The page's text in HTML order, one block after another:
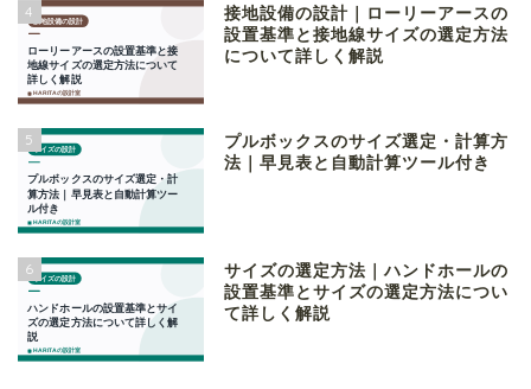
4
接地設備の設計｜ローリーアースの
設置基準と接地線サイズの選定方法
について詳しく解説
5
プルボックスのサイズ選定・計算方
法｜早見表と自動計算ツール付き
6
サイズの選定方法｜ハンドホールの
設置基準とサイズの選定方法につい
て詳しく解説